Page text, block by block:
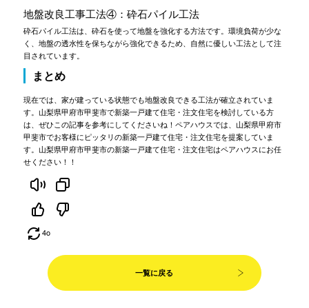
地盤改良工事工法④：砕石パイル工法
砕石パイル工法は、砕石を使って地盤を強化する方法です。環境負荷が少な
く、地盤の透水性を保ちながら強化できるため、自然に優しい工法として注
目されています。
まとめ
現在では、家が建っている状態でも地盤改良できる工法が確立されていま
す。山梨県甲府市甲斐市で新築一戸建て住宅・注文住宅を検討している方
は、ぜひこの記事を参考にしてくださいね！ペアハウスでは、山梨県甲府市
甲斐市でお客様にピッタリの新築一戸建て住宅・注文住宅を提案していま
す。山梨県甲府市甲斐市の新築一戸建て住宅・注文住宅はペアハウスにお任
せください！！
4o
一覧に戻る